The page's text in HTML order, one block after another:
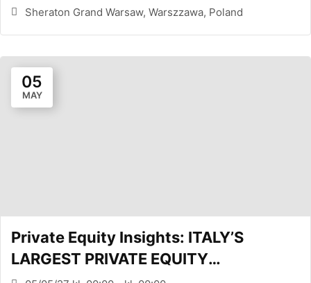
Sheraton Grand Warsaw, Warszzawa, Poland
05
MAY
Private Equity Insights: ITALY’S
LARGEST PRIVATE EQUITY